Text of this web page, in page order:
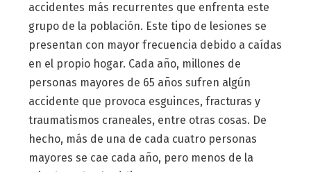
accidentes más recurrentes que enfrenta este
grupo de la población. Este tipo de lesiones se
presentan con mayor frecuencia debido a caídas
en el propio hogar. Cada año, millones de
personas mayores de 65 años sufren algún
accidente que provoca esguinces, fracturas y
traumatismos craneales, entre otras cosas. De
hecho, más de una de cada cuatro personas
mayores se cae cada año, pero menos de la